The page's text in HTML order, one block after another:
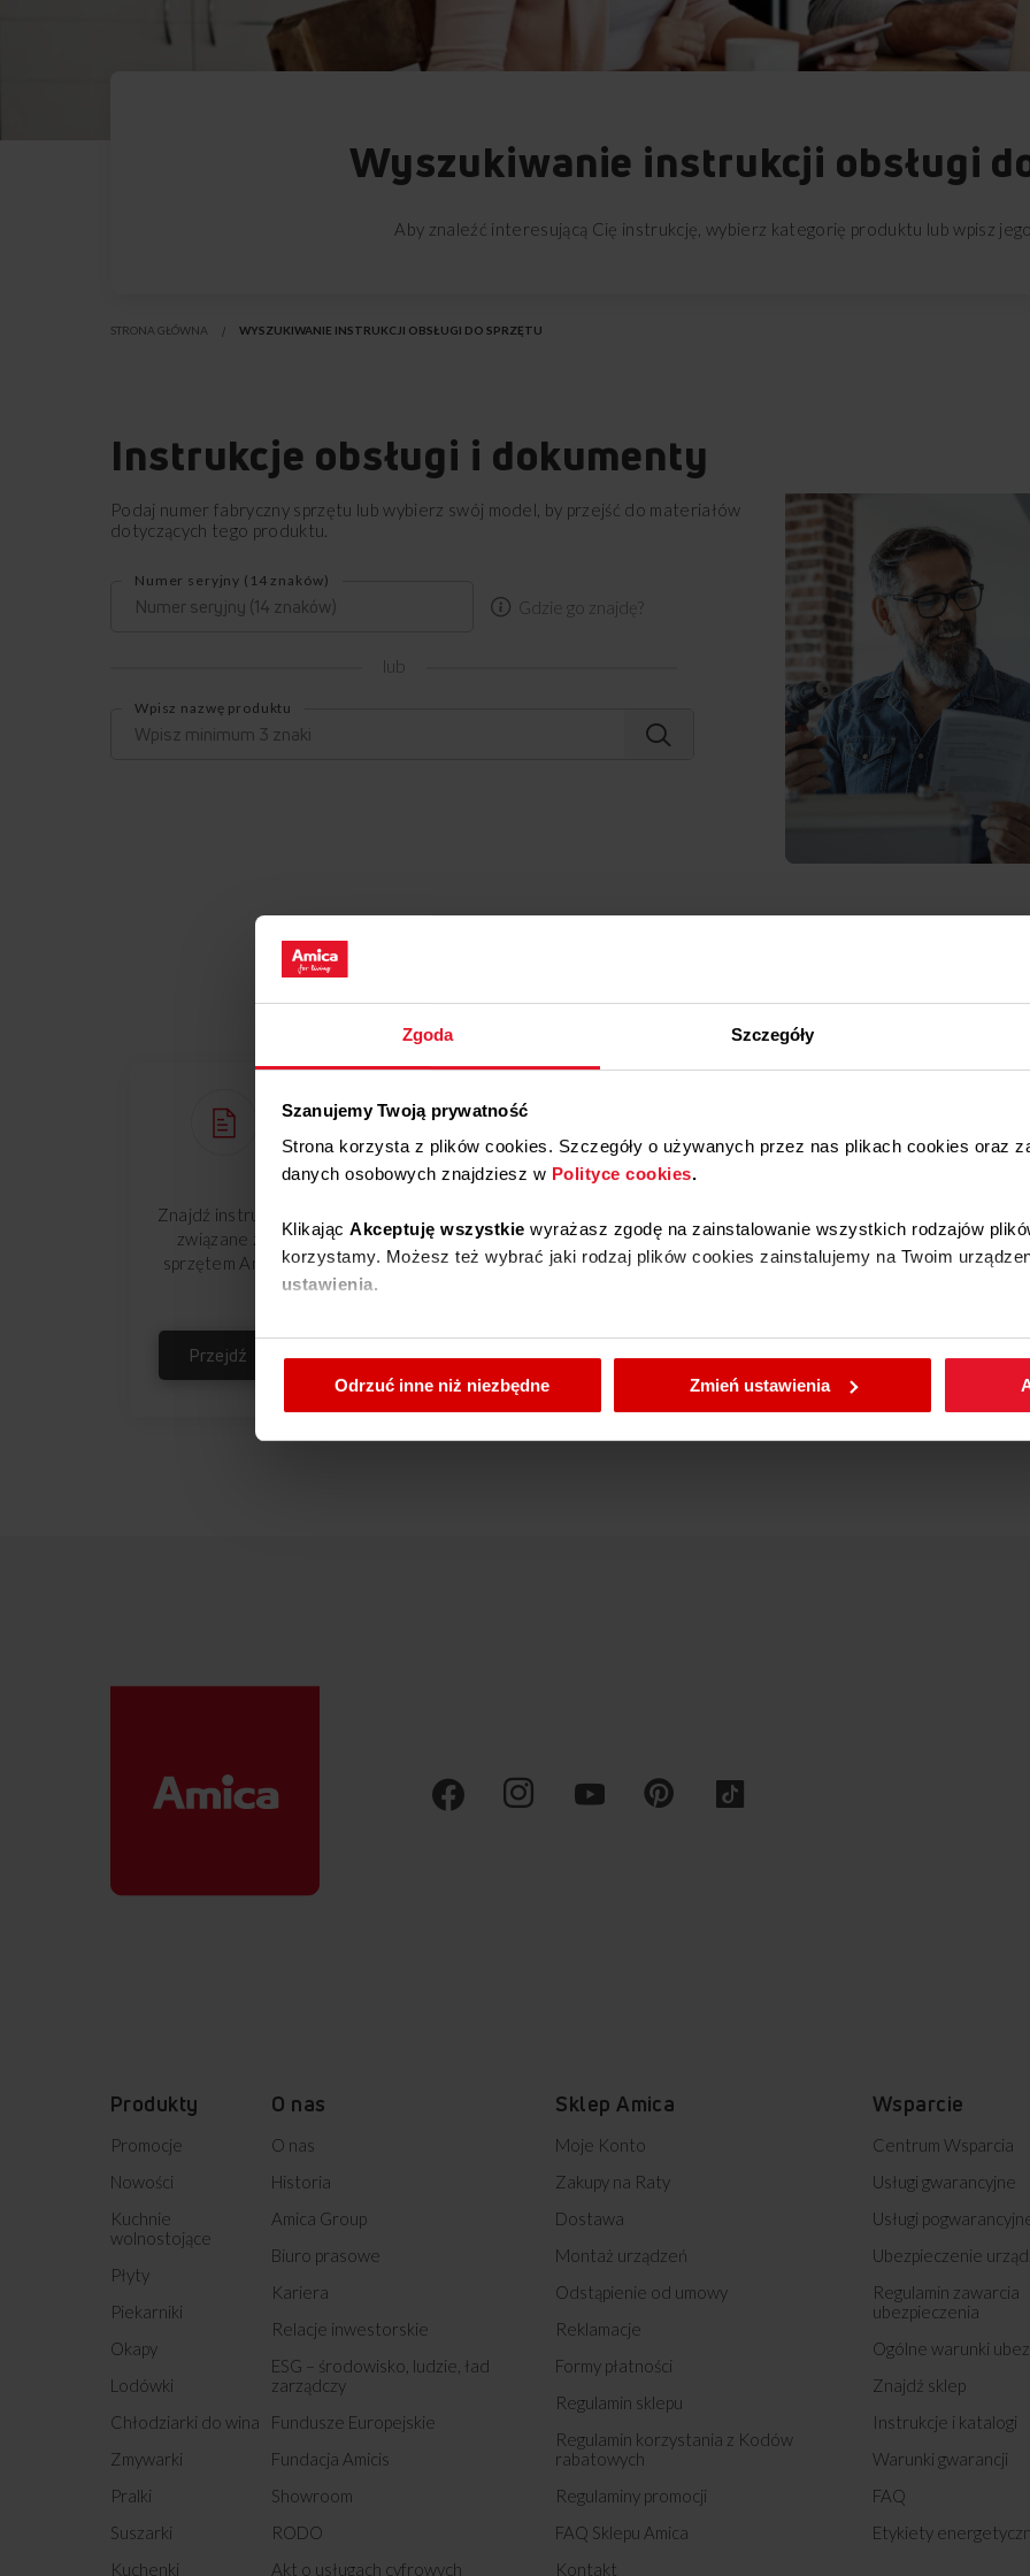
Zgoda Szczegóły
Szanujemy Twoją prywatność
Strona korzysta z plików cookies. Szczegóły o używanych przez nas plikach cookies oraz
danych osobowych znajdziesz w Polityce cookies.
Klikając Akceptuję wszystkie wyrażasz zgodę na zainstalowanie wszystkich rodzajów
korzystamy. Możesz też wybrać jaki rodzaj plików cookies zainstalujemy na Twoim
ustawienia.
W każdej chwili możesz zmienić wybrane przez Ciebie ustawienia plików cookies wchodząc
cookies
Odrzuć inne niż niezbędne
Zmień ustawienia
Wyszukiwanie instrukcji obsługi
Aby znaleźć interesującą Cię instrukcję, wybierz kategorię produktu lub wpisz
STRONA GŁÓWNA WYSZUKIWANIE INSTRUKCJI OBSŁUGI DO SPRZĘTU
Instrukcje obsługi i dokumenty
Podaj numer fabryczny sprzętu lub wybierz swój model, by przejść do materiałów
dotyczących tego produktu.
Numer seryjny (14 znaków)
Gdzie go znajdę?
lub
Wpisz nazwę produktu
Znajdź instrukcje
związane ze
sprzętem Amica
Przejdź
naprawę
gwarancyjną
Przejdź
naprawę
pogwarancyjną
Przejdź
zamienne do
swojego sprzętu
Przejdź
Produkty
Promocje
Nowości
Kuchnie
wolnostojące
Płyty
Piekarniki
Okapy
Lodówki
Chłodziarki do wina
Zmywarki
Pralki
Suszarki
Kuchenki
O nas
O nas
Historia
Amica Group
Biuro prasowe
Kariera
Relacje inwestorskie
ESG – środowisko, ludzie, ład
zarządczy
Fundusze Europejskie
Fundacja Amicis
Showroom
RODO
Akt o usługach cyfrowych
Sklep Amica
Moje Konto
Zakupy na Raty
Dostawa
Montaż urządzeń
Odstąpienie od umowy
Reklamacje
Formy płatności
Regulamin sklepu
Regulamin korzystania z Kodów
rabatowych
Regulaminy promocji
FAQ Sklepu Amica
Kontakt
Wsparcie
Centrum Wsparcia
Usługi gwarancyjne
Usługi
Ubezpieczenie
Regulamin zawarcia
ubezpieczenia
Ogólne warunki
Znajdź sklep
Instrukcje i katalogi
Warunki gwarancji
FAQ
Etykiety